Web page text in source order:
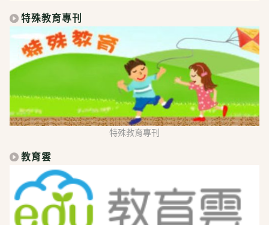
特殊教育專刊
特殊教育專刊
教育雲